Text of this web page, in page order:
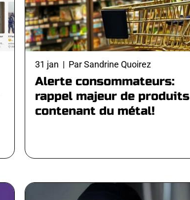
31 jan | Par Sandrine Quoirez
Alerte consommateurs:
rappel majeur de produits
contenant du métal!